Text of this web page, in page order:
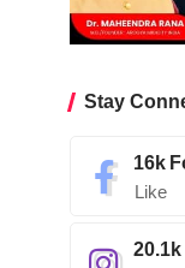
Stay
16k
Like
20.1k